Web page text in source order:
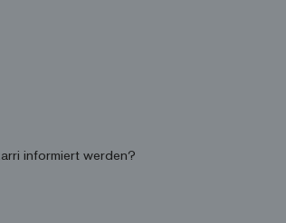
informiert werden?